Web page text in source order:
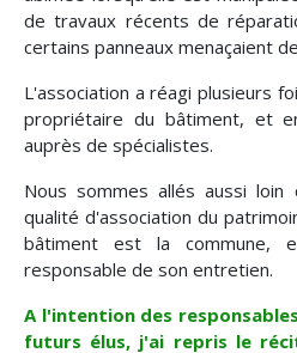
de travaux récents de
certains panneaux menaçaient
L'association a réagi plusieurs
propriétaire du bâtiment, et
auprès de spécialistes.
Nous sommes allés aussi
qualité d'association du
bâtiment est la commune,
responsable de son entretien.
A l'intention des
futurs élus, j'ai repris le